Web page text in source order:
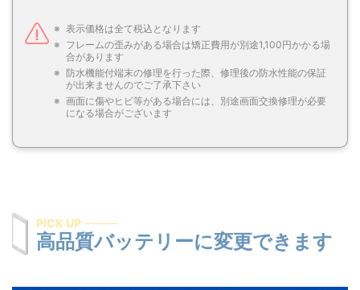
表示価格は全て税込となります
フレームの歪みがある場合は矯正費用が別途1,100円かかる場
合があります
防水機能付端末の修理を行った際、修理後の防水性能の保証
が出来ませんのでご了承下さい
画面に傷やヒビ等がある場合には、別途画面交換修理が必要
になる場合がございます
PICK UP
高品質バッテリーに変更できます